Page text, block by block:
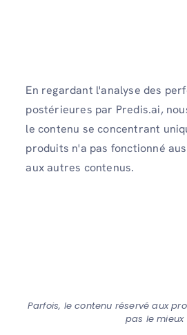
En regardant l'analyse des
postérieures par Predis.ai,
le contenu se concentrant
produits n'a pas fonctionné
aux autres contenus.
Parfois, le contenu réservé aux
pas le mieux